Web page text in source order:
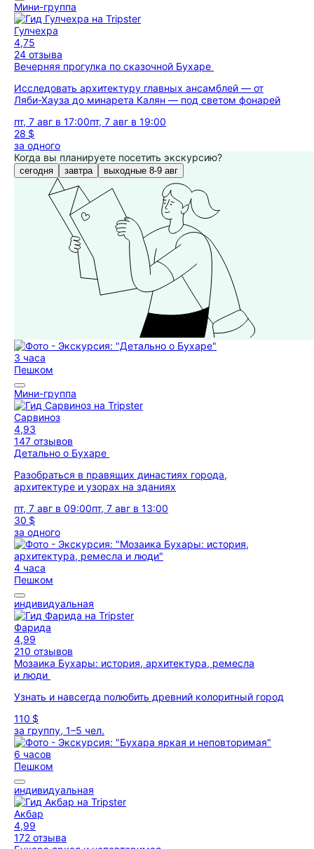
Мини-группа
Гулчехра
4,75
24 отзыва
Вечерняя прогулка по сказочной Бухаре
Исследовать архитектуру главных ансамблей — от
Ляби-Хауза до минарета Калян — под светом фонарей
пт, 7 авг в 17:00пт, 7 авг в 19:00
28 $
за одного
Когда вы планируете посетить экскурсию?
сегодня завтра выходные 8-9 авг
3 часа
Пешком
Мини-группа
Сарвиноз
4,93
147 отзывов
Детально о Бухаре
Разобраться в правящих династиях города,
архитектуре и узорах на зданиях
пт, 7 авг в 09:00пт, 7 авг в 13:00
30 $
за одного
4 часа
Пешком
индивидуальная
Фарида
4,99
210 отзывов
Мозаика Бухары: история, архитектура, ремесла
и люди
Узнать и навсегда полюбить древний колоритный город
110 $
за группу, 1–5 чел.
6 часов
Пешком
индивидуальная
Акбар
4,99
172 отзыва